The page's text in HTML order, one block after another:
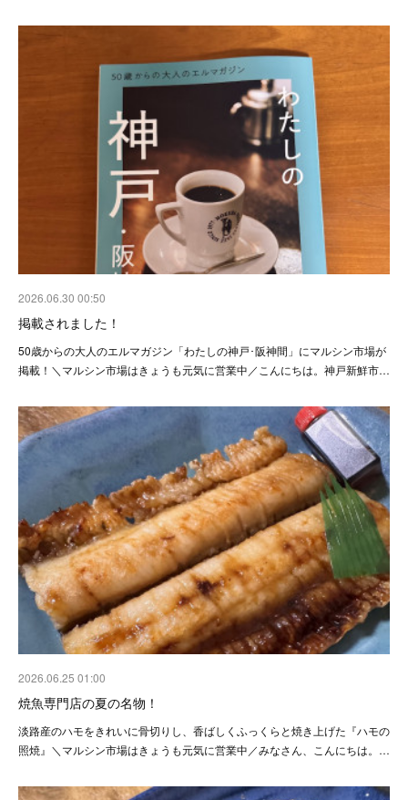
2026.06.30 00:50
掲載されました！
50歳からの大人のエルマガジン「わたしの神戸･阪神間」にマルシン市場が
掲載！＼マルシン市場はきょうも元気に営業中／こんにちは。神戸新鮮市…
2026.06.25 01:00
焼魚専門店の夏の名物！
淡路産のハモをきれいに骨切りし、香ばしくふっくらと焼き上げた『ハモの
照焼』＼マルシン市場はきょうも元気に営業中／みなさん、こんにちは。…